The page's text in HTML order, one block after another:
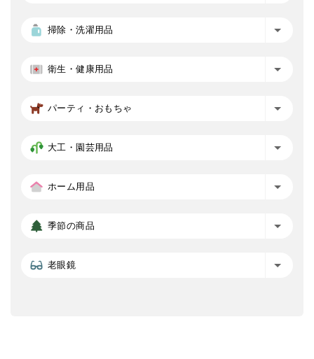
掃除・洗濯用品
衛生・健康用品
パーティ・おもちゃ
大工・園芸用品
ホーム用品
季節の商品
老眼鏡